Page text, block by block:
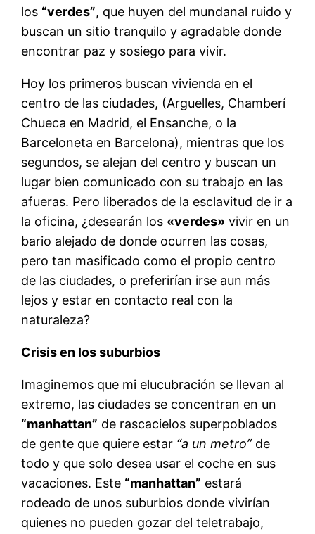
los “verdes”, que huyen del mundanal ruido y
buscan un sitio tranquilo y agradable donde
encontrar paz y sosiego para vivir.
Hoy los primeros buscan vivienda en el
centro de las ciudades, (Arguelles, Chamberí
Chueca en Madrid, el Ensanche, o la
Barceloneta en Barcelona), mientras que los
segundos, se alejan del centro y buscan un
lugar bien comunicado con su trabajo en las
afueras. Pero liberados de la esclavitud de ir a
la oficina, ¿desearán los «verdes» vivir en un
bario alejado de donde ocurren las cosas,
pero tan masificado como el propio centro
de las ciudades, o preferirían irse aun más
lejos y estar en contacto real con la
naturaleza?
Crisis en los suburbios
Imaginemos que mi elucubración se llevan al
extremo, las ciudades se concentran en un
“manhattan” de rascacielos superpoblados
de gente que quiere estar “a un metro” de
todo y que solo desea usar el coche en sus
vacaciones. Este “manhattan” estará
rodeado de unos suburbios donde vivirían
quienes no pueden gozar del teletrabajo,